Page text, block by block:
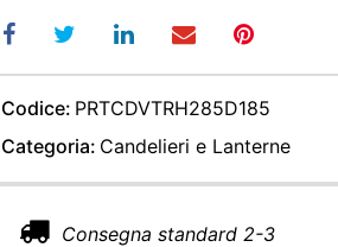
Codice: PRTCDVTRH285D185
Categoria: Candelieri e Lanterne
Consegna standard 2-3